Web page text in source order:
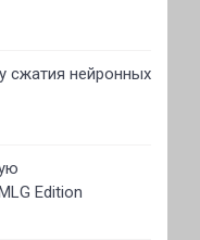
сжатия нейронных
Edition